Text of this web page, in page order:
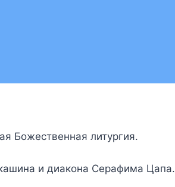
Божественная литургия.
и диакона Серафима Цапа.